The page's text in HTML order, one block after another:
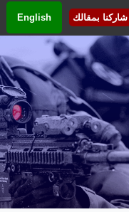
شاركنا بمقالك English